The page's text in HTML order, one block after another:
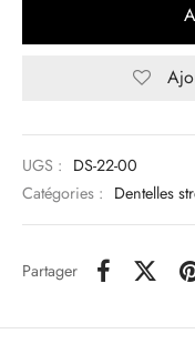
UGS : DS-22-00
Catégories : Dentelles
Partager